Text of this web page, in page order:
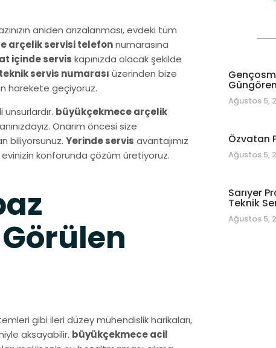
aniden arızalanması, evdeki tüm
arçelik servisi telefonnumarasına
içinde servis kapınızda olacak şekilde
servis numarası üzerinden bize
harekete geçiyoruz.
büyükçekmece arçelik
Onarım öncesi size
biliyorsunuz. Yerinde servis avantajımız
evinizin konforunda çözüm üretiyoruz.
gibi ileri düzey mühendislik harikaları,
aksayabilir. büyükçekmece acil
Ağustos 5,
Özvatan
Ağustos 5,
Sarıyer
Teknik
Ağustos 5,